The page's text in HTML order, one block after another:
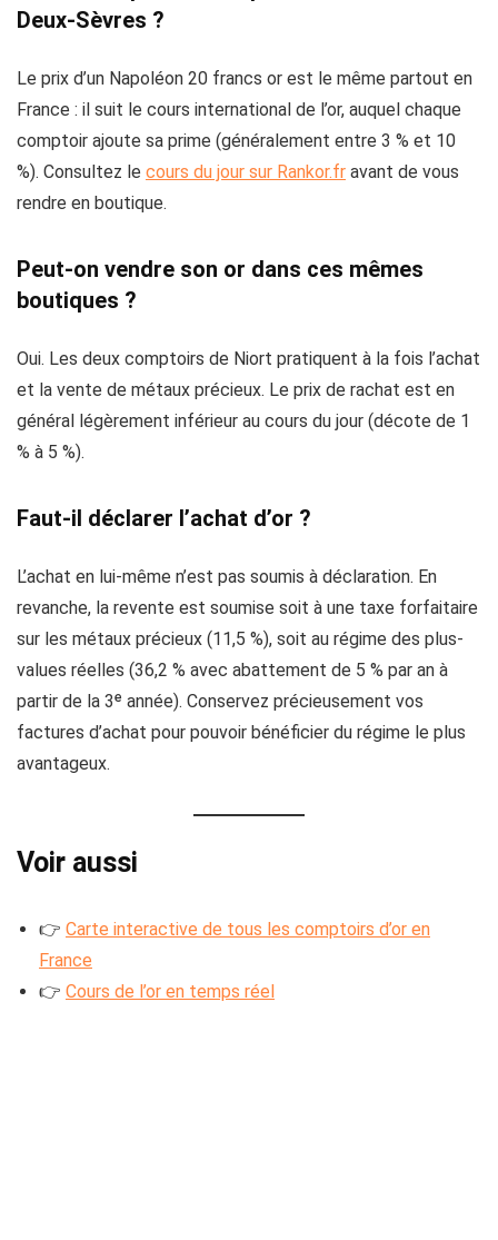
Deux-Sèvres ?
Le prix d’un Napoléon 20 francs or est le même partout en
France : il suit le cours international de l’or, auquel chaque
comptoir ajoute sa prime (généralement entre 3 % et 10
%). Consultez le cours du jour sur Rankor.fr avant de vous
rendre en boutique.
Peut-on vendre son or dans ces mêmes
boutiques ?
Oui. Les deux comptoirs de Niort pratiquent à la fois l’achat
et la vente de métaux précieux. Le prix de rachat est en
général légèrement inférieur au cours du jour (décote de 1
% à 5 %).
Faut-il déclarer l’achat d’or ?
L’achat en lui-même n’est pas soumis à déclaration. En
revanche, la revente est soumise soit à une taxe forfaitaire
sur les métaux précieux (11,5 %), soit au régime des plus-
values réelles (36,2 % avec abattement de 5 % par an à
partir de la 3ᵉ année). Conservez précieusement vos
factures d’achat pour pouvoir bénéficier du régime le plus
avantageux.
Voir aussi
👉 Carte interactive de tous les comptoirs d’or en
France
👉 Cours de l’or en temps réel